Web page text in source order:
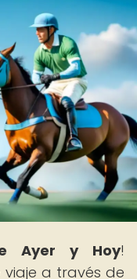
Ayer y Hoy!
a través de